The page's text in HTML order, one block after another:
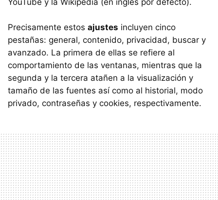
YouTube y la Wikipedia (en inglés por defecto).
Precisamente estos ajustes incluyen cinco
pestañas: general, contenido, privacidad, buscar y
avanzado. La primera de ellas se refiere al
comportamiento de las ventanas, mientras que la
segunda y la tercera atañen a la visualización y
tamaño de las fuentes así como al historial, modo
privado, contraseñas y cookies, respectivamente.